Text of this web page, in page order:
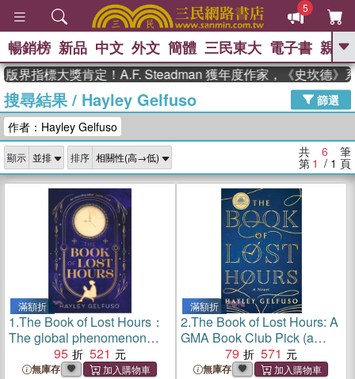
5
GO
熱搜： 東野圭吾 高希均教授回憶錄
、 The Odyssey 、 父親節 、 如果歷
獎 臺灣漫遊錄 、 方念華 、 台灣的李
登輝時代
數學女孩：黎曼猜想 、
偉大的迷走神經
暢銷榜 新品 中文 外文 簡體 三民東大 電子書 親子
界指標大獎肯定！A.F. Steadman 獲年度作家，《史坎德》
搜尋結果/ Hayley Gelfuso
篩選
作者：Hayley Gelfuso
顯示 排序 共 6 筆
第 1 / 1 頁
滿額折
1.The Book of Lost Hours：
The global phenomenon
historical fantasy that
readers are loving
95 521
無庫存
滿額折
2.The Book of Lost Hours: A
GMA Book Club Pick (a
79 571
無庫存